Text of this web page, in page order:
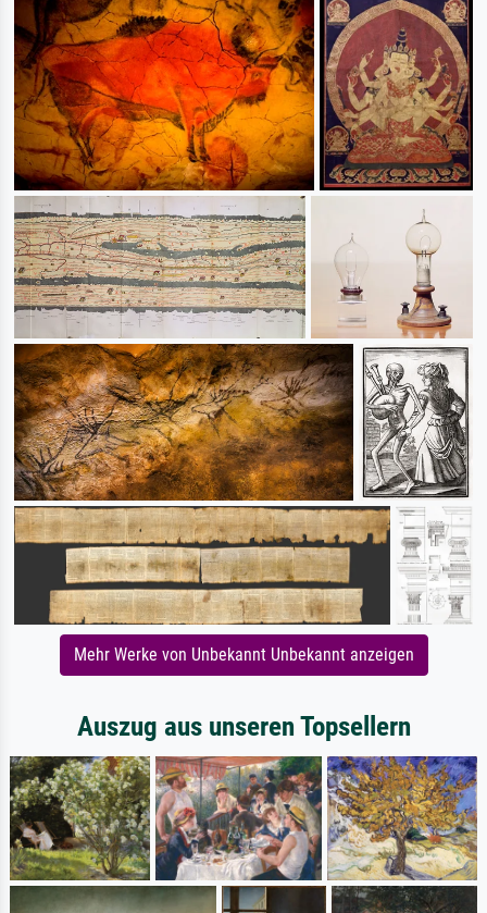
Mehr Werke von Unbekannt Unbekannt anzeigen
Auszug aus unseren Topsellern